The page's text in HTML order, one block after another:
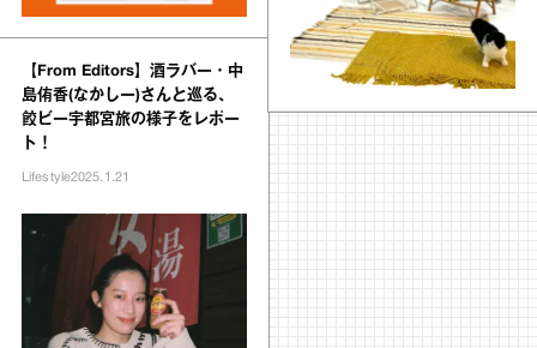
【From Editors】酒ラバー・中
島侑香(なかしー)さんと巡る、
餃ビー宇都宮旅の様子をレポー
ト！
Lifestyle2025.1.21